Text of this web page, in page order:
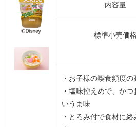
内容量
標準小売価
・お子様の喫食頻度
・塩味控えめで、か
いうま味
・とろみ付で食材に